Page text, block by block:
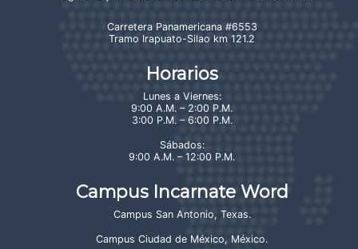
Carretera Panamericana #6553
Tramo Irapuato-Silao km 121.2
Horarios
Lunes a Viernes:
9:00 A.M. – 2:00 P.M.
3:00 P.M. – 6:00 P.M.
Sábados:
9:00 A.M. – 12:00 P.M.
Campus Incarnate Word
Campus San Antonio, Texas.
Campus Ciudad de México, México.